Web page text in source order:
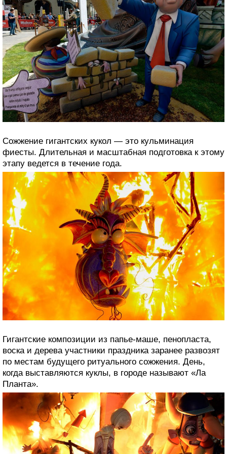
Сожжение гигантских кукол — это кульминация
фиесты. Длительная и масштабная подготовка к этому
этапу ведется в течение года.
Гигантские композиции из папье-маше, пенопласта,
воска и дерева участники праздника заранее развозят
по местам будущего ритуального сожжения. День,
когда выставляются куклы, в городе называют «Ла
Планта».